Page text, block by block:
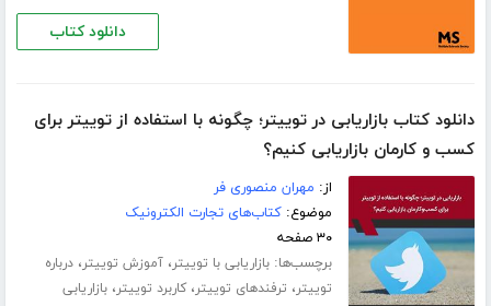
دانلود کتاب
دانلود کتاب بازاریابی در توییتر؛ چگونه با استفاده از توییتر برای
کسب و‌ کارمان بازاریابی کنیم؟
از: مهران منصوری فر
موضوع:کتاب‌های تجارت الکترونیک
۳۰ صفحه
برچسب‌ها:بازاریابی با توییتر،آموزش توییتر،درباره
توییتر، ترفندهای توییتر،کاربرد توییتر،بازاریابی